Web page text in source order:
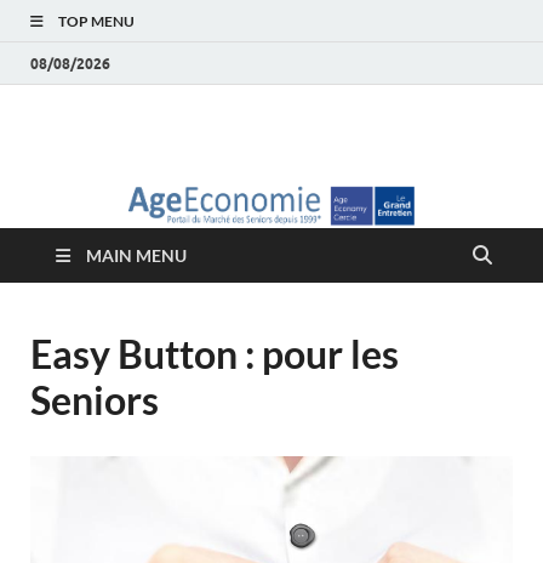
TOP MENU
08/08/2026
économie – Marché
des Seniors
MAIN MENU
Easy Button : pour les
Seniors